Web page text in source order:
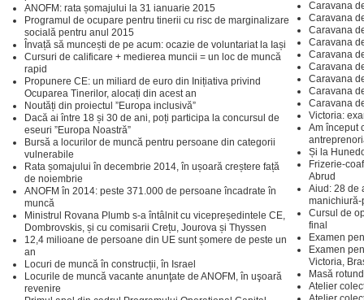
ANOFM: rata șomajului la 31 ianuarie 2015
Programul de ocupare pentru tinerii cu risc de marginalizare
socială pentru anul 2015
Învață să muncești de pe acum: ocazie de voluntariat la Iași
Cursuri de calificare + medierea muncii = un loc de muncă
rapid
Propunere CE: un miliard de euro din Inițiativa privind
Ocuparea Tinerilor, alocați din acest an
Noutăți din proiectul ”Europa inclusivă”
Dacă ai între 18 și 30 de ani, poți participa la concursul de
eseuri ”Europa Noastră”
Bursă a locurilor de muncă pentru persoane din categorii
vulnerabile
Rata șomajului în decembrie 2014, în ușoară creștere față
de noiembrie
ANOFM în 2014: peste 371.000 de persoane încadrate în
muncă
Ministrul Rovana Plumb s-a întâlnit cu vicepreședintele CE,
Dombrovskis, și cu comisarii Crețu, Jourova și Thyssen
12,4 milioane de persoane din UE sunt șomere de peste un
an
Locuri de muncă în construcții, în Israel
Locurile de muncă vacante anunţate de ANOFM, în uşoară
revenire
Caravana
Caravana
Caravana
Caravana
Caravana
Caravana
Caravana
Caravana
Caravana
Victoria:
Am început
Și la
Frizerie-
Abrud
Aiud: 28 de
Cursul de
final
Examen
Examen
Victoria,
Masă
Atelier